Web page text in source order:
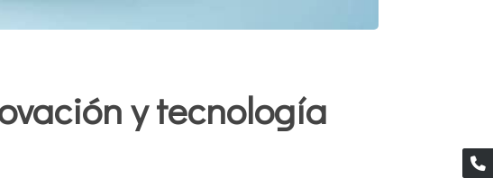
y tecnología